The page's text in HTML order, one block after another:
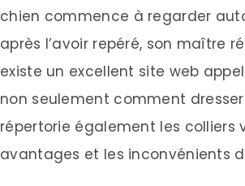
chien commence à regarder
après l’avoir repéré, son maître
existe un excellent site web
non seulement comment
répertorie également les colliers
avantages et les inconvénients